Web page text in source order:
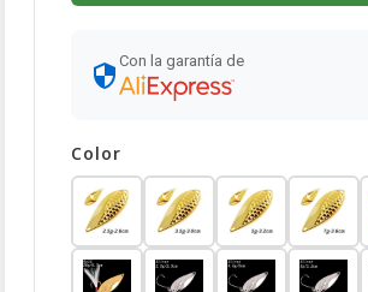
Con la garantía de
Color